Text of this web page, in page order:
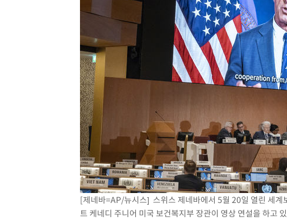
[속보]코스닥, 2.86포인트(0.36%) 내린 798.81마감
[속보]코스피, 6200선 약보합…0.60% 내린 6258.77에 마쳐
[속보]원·달러 환율, 7.7원 내린 1416.1원 마감
[속보] 노원서 40.1도 관측…서울, 2018년 이후 첫 40도
[속보]종합특검, '계엄 수용공간 확보' 신용해 前교정본부장 기
외신들도 주목한 韓축구 파문…"국민적 공분에 수사 재개"
11시간 압수수색에 성접대 파문까지…'쑥대밭' 된 축구협회
[속보]규제합리화위원회 부위원장에 김태유 서울대 공대 교수
[속보]국힘 윤리위, '돌려차기 발언' 진종오·서범수 징계 절차 개
[속보] 7월 중국 수출 23.9%↑ 수입 27.5%↑…무역총액
[속보]'채상병 순직 책임' 임성근, 항소심도 징역 3년
[속보]종합특검, '관저이전 봐주기 감사' 유병호 구속기소
민주 콩고 에볼라환자 4천명 돌파, 4053명 발생 1850명 사망
[제네바=AP/뉴시스] 스위스 제네바에서 5월 20일 열린 세
트 케네디 주니어 미국 보건복지부 장관이 영상 연설을 하고